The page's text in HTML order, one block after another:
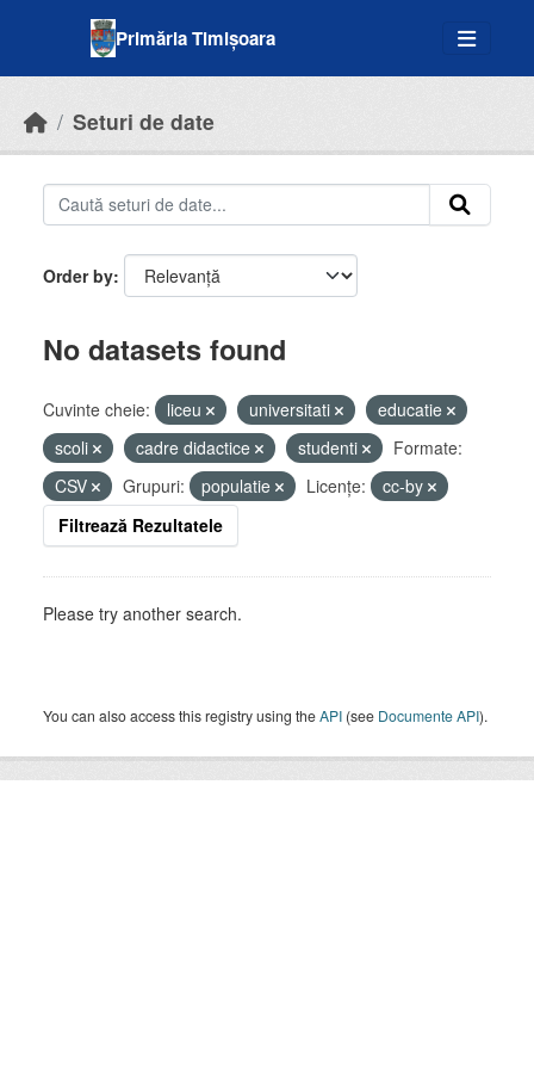
Primăria Timișoara
Seturi de date
Order by
No datasets found
Cuvinte cheie: liceu universitati
educatie
scoli
cadre didactice studenti
Formate:
CSV
Grupuri: populatie Licenţe:
cc-by
Filtrează Rezultatele
Please try another search.
You can also access this registry using theAPI (see Documente API).